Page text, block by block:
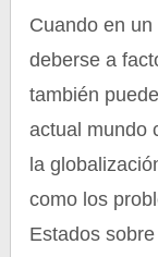
Cuando en
deberse a
también
actual mundo
la
como los
Estados